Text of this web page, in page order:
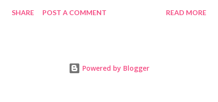
kok untuk mengajar dengan metode yang fun, La Alfabeta
Alfabeta. ⁣⁣⁣⁣Ada pilihan online class maupun offline class lho! Cek
SHARE POST A COMMENT READ MORE
Powered by Blogger